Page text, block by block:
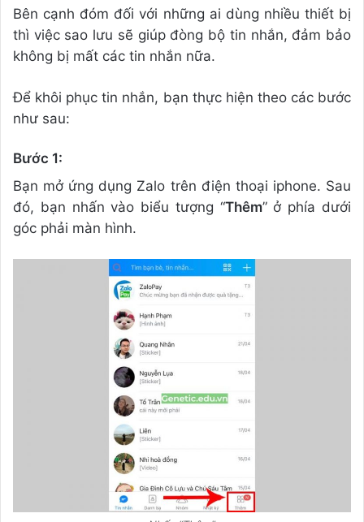
Bên cạnh đóm đối với những ai dùng nhiều thiết bị
thì việc sao lưu sẽ giúp đòng bộ tin nhắn, đảm bảo
không bị mất các tin nhắn nữa.
Để khôi phục tin nhắn, bạn thực hiện theo các bước
như sau:
Bước 1:
Bạn mở ứng dụng Zalo trên điện thoại iphone. Sau
đó, bạn nhấn vào biểu tượng “Thêm” ở phía dưới
góc phải màn hình.